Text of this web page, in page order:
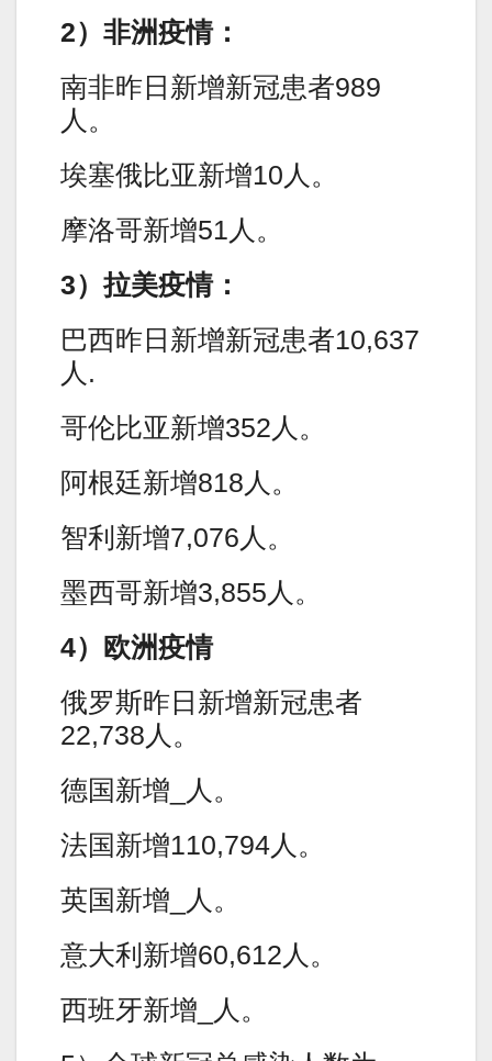
2）非洲疫情：
南非昨日新增新冠患者989
人。
埃塞俄比亚新增10人。
摩洛哥新增51人。
3）拉美疫情：
巴西昨日新增新冠患者10,637
人.
哥伦比亚新增352人。
阿根廷新增818人。
智利新增7,076人。
墨西哥新增3,855人。
4）欧洲疫情
俄罗斯昨日新增新冠患者
22,738人。
德国新增_人。
法国新增110,794人。
英国新增_人。
意大利新增60,612人。
西班牙新增_人。